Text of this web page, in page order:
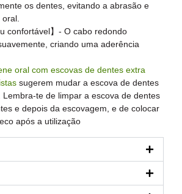
os dentes, evitando a abrasão e
confortável】- O cabo redondo
criando uma aderência
oral com escovas de dentes extra
sugerem mudar a escova de dentes
te de limpar a escova de dentes
e depois da escovagem, e de colocar
após a utilização